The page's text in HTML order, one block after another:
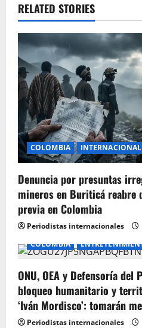
v
i
g
a
t
i
o
n
RELATED STORIES
COLOMBIA INTERNACIONAL
Denuncia por presuntas
mineros en Buriticá reabre
previa en Colombia
Periodistas internacionales
COLOMBIA
ONU, OEA y Defensoría del
bloqueo humanitario y
‘Iván Mordisco’: tomarán
Periodistas internacionales